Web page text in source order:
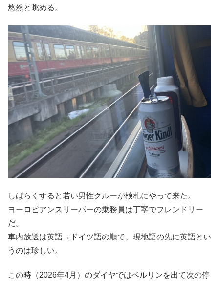
悠然と眺める。
しばらくすると若い男性クルーが検札にやって来た。
ヨーロピアンスリーパーの乗務員は丁寧でフレンドリー
だ。
車内放送は英語→ドイツ語の順で、現地語の先に英語とい
うのは珍しい。
この時（2026年4月）のダイヤではベルリンを出て次の停